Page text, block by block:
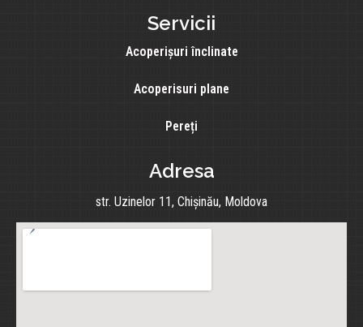
Servicii
Acoperișuri înclinate
Acoperisuri plane
Pereți
Adresa
str. Uzinelor 11, Chișinău, Moldova